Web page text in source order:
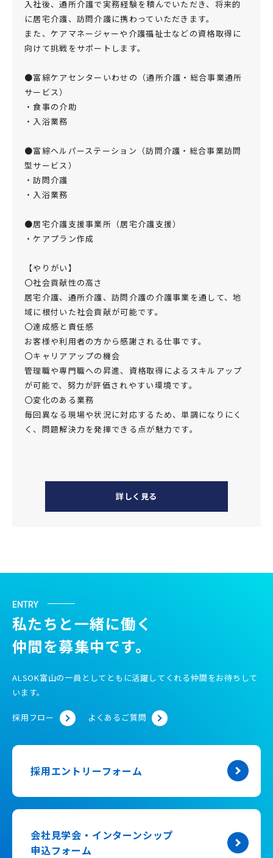
入社後、通所介護で実務経験を積んでいただき、将来的
に居宅介護、訪問介護に携わっていただきます。
また、ケアマネージャーや介護福祉士などの資格取得に
向けて挑戦をサポートします。
●富綜ケアセンターいわせの（通所介護・総合事業通所
サービス）
・食事の介助
・入浴業務
●富綜ヘルパーステーション（訪問介護・総合事業訪問
型サービス）
・訪問介護
・入浴業務
●居宅介護支援事業所（居宅介護支援）
・ケアプラン作成
【やりがい】
〇社会貢献性の高さ
居宅介護、通所介護、訪問介護の介護事業を通して、地
域に根付いた社会貢献が可能です。
〇達成感と責任感
お客様や利用者の方から感謝される仕事です。
〇キャリアアップの機会
管理職や専門職への昇進、資格取得によるスキルアップ
が可能で、努力が評価されやすい環境です。
〇変化のある業務
毎回異なる現場や状況に対応するため、単調になりにく
く、問題解決力を発揮できる点が魅力です。
詳しく見る
ENTRY
私たちと一緒に働く
仲間を募集中です。
ALSOK富山の一員としてともに活躍してくれる仲間をお待ちして
います。
採用フロー よくあるご質問
採用エントリーフォーム
会社見学会・インターンシップ
申込フォーム